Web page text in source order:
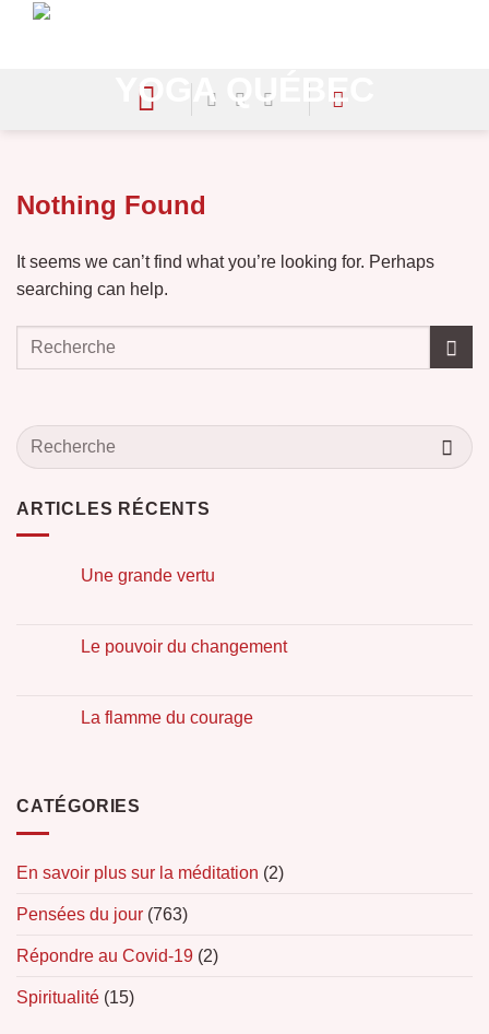
Nothing Found
It seems we can’t find what you’re looking for. Perhaps
searching can help.
ARTICLES RÉCENTS
Une grande vertu
Le pouvoir du changement
La flamme du courage
CATÉGORIES
En savoir plus sur la méditation (2)
Pensées du jour (763)
Répondre au Covid-19 (2)
Spiritualité (15)